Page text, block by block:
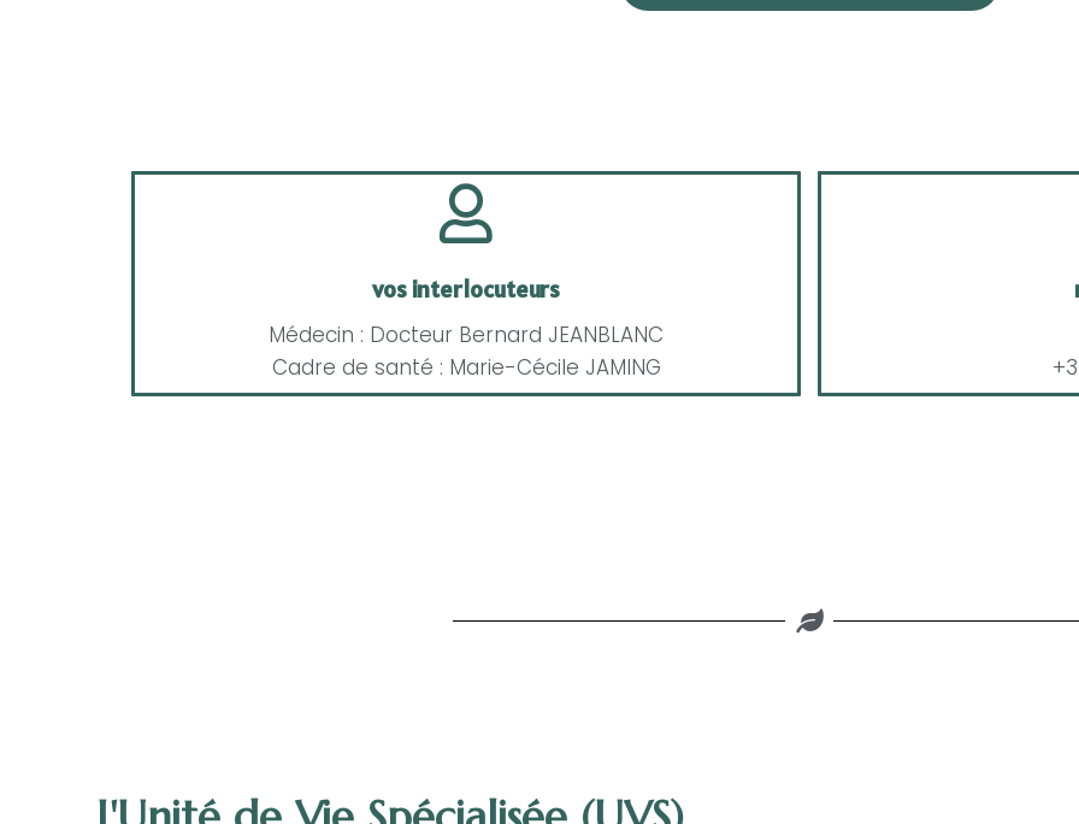
vos interlocuteurs
Médecin : Docteur Bernard JEANBLANC
Cadre de santé : Marie-Cécile JAMING